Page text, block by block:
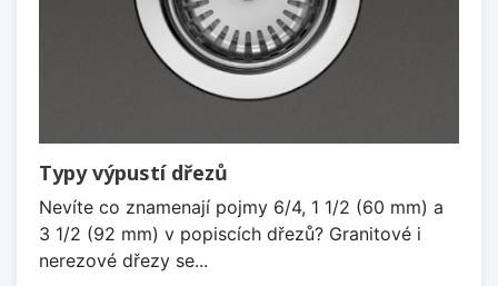
Typy výpustí dřezů
Nevíte co znamenají pojmy 6/4, 1 1/2 (60 mm) a
3 1/2 (92 mm) v popiscích dřezů? Granitové i
nerezové dřezy se...